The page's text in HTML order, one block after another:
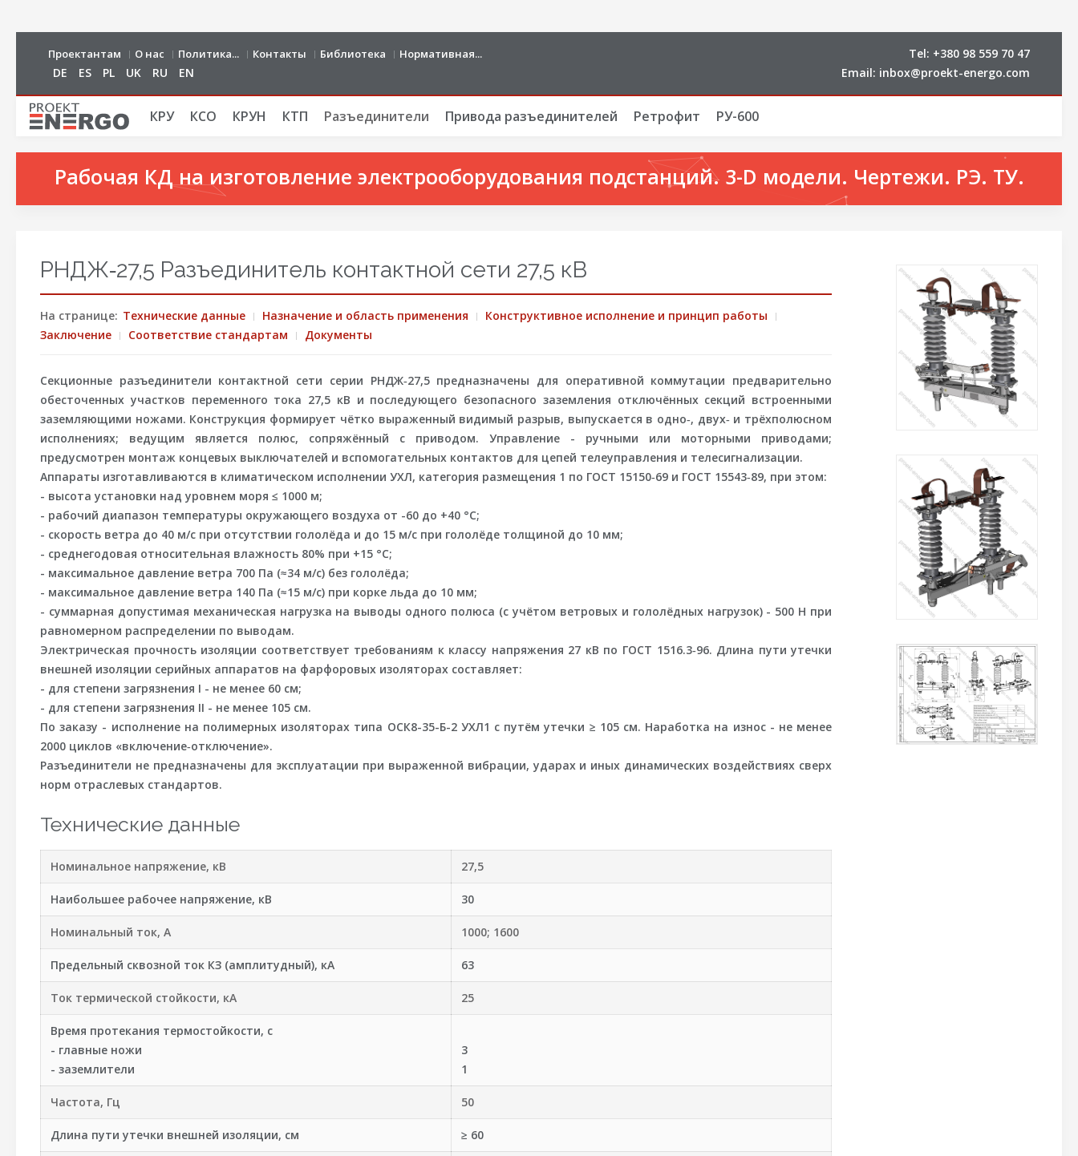
Проектантам О нас Политика... Контакты Библиотека Нормативная...
DE ES PL UK RU EN
Tel: +380 98 559 70 47
Email: inbox@proekt-energo.com
КРУ КСО КРУН КТП Разъединители Привода разъединителей Ретрофит РУ-600
Рабочая КД на изготовление электрооборудования подстанций. 3-D модели. Чертежи. РЭ. ТУ.
РНДЖ‑27,5 Разъединитель контактной сети 27,5 кВ
На странице: Технические данные Назначение и область применения
Конструктивное исполнение и принцип работы
Заключение
Соответствие стандартам Документы
Секционные разъединители контактной сети серии РНДЖ‑27,5 предназначены для оперативной коммутации предварительно
обесточенных участков переменного тока 27,5 кВ и последующего безопасного заземления отключённых секций встроенными
заземляющими ножами. Конструкция формирует чётко выраженный видимый разрыв, выпускается в одно‑, двух‑ и трёхполюсном
исполнениях; ведущим является полюс, сопряжённый с приводом. Управление - ручными или моторными приводами;
предусмотрен монтаж концевых выключателей и вспомогательных контактов для цепей телеуправления и телесигнализации.
Аппараты изготавливаются в климатическом исполнении УХЛ, категория размещения 1 по ГОСТ 15150‑69 и ГОСТ 15543‑89, при этом:
- высота установки над уровнем моря ≤ 1000 м;
- рабочий диапазон температуры окружающего воздуха от -60 до +40 °С;
- скорость ветра до 40 м/с при отсутствии гололёда и до 15 м/с при гололёде толщиной до 10 мм;
- среднегодовая относительная влажность 80% при +15 °С;
- максимальное давление ветра 700 Па (≈34 м/с) без гололёда;
- максимальное давление ветра 140 Па (≈15 м/с) при корке льда до 10 мм;
- суммарная допустимая механическая нагрузка на выводы одного полюса (с учётом ветровых и гололёдных нагрузок) - 500 Н при
равномерном распределении по выводам.
Электрическая прочность изоляции соответствует требованиям к классу напряжения 27 кВ по ГОСТ 1516.3‑96. Длина пути утечки
внешней изоляции серийных аппаратов на фарфоровых изоляторах составляет:
- для степени загрязнения I - не менее 60 см;
- для степени загрязнения II - не менее 105 см.
По заказу - исполнение на полимерных изоляторах типа ОСК8-35-Б-2 УХЛ1 с путём утечки ≥ 105 см. Наработка на износ - не менее
2000 циклов «включение‑отключение».
Разъединители не предназначены для эксплуатации при выраженной вибрации, ударах и иных динамических воздействиях сверх
норм отраслевых стандартов.
Технические данные
Номинальное напряжение, кВ 27,5
Наибольшее рабочее напряжение, кВ 30
Номинальный ток, А 1000; 1600
Предельный сквозной ток КЗ (амплитудный), кА 63
Ток термической стойкости, кА 25
Время протекания термостойкости, с
- главные ножи
- заземлители
3
1
Частота, Гц 50
Длина пути утечки внешней изоляции, см ≥ 60